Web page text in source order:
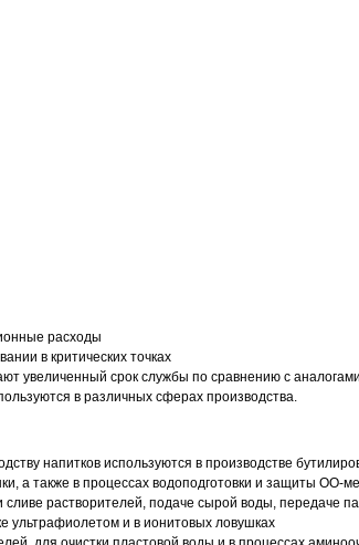
расходы
в критических точках
увеличенный срок службы по сравнению с
в различных сферах производства.
напитков используются в производстве
а также в процессах водоподготовки и защиты ОО-
растворителей, подаче сырой воды, передаче
ультрафиолетом и в ионитовых ловушках